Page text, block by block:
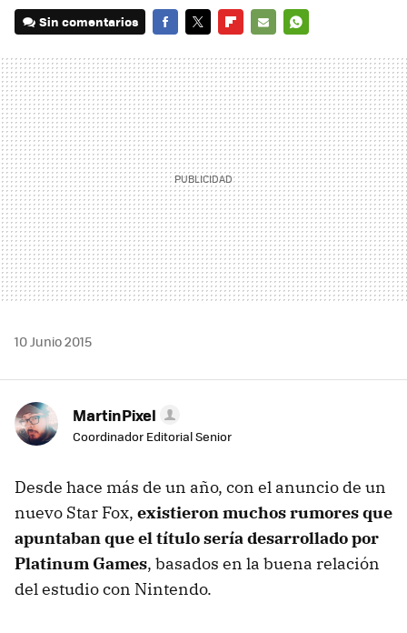
Sin comentarios
MAIL
10 Junio 2015
MartinPixel
Coordinador Editorial Senior
Desde hace más de un año, con el anuncio de un
nuevo Star Fox, existieron muchos rumores que
apuntaban que el título sería desarrollado por
Platinum Games, basados en la buena relación
del estudio con Nintendo.